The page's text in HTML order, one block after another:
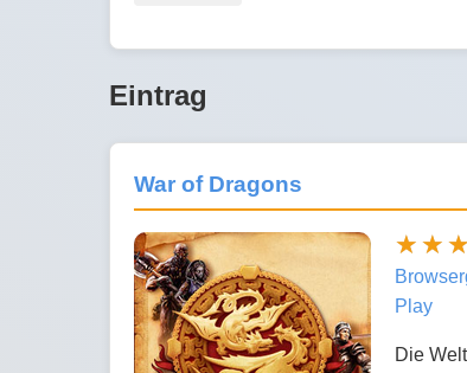
Eintrag
War of Dragons
Play
Die